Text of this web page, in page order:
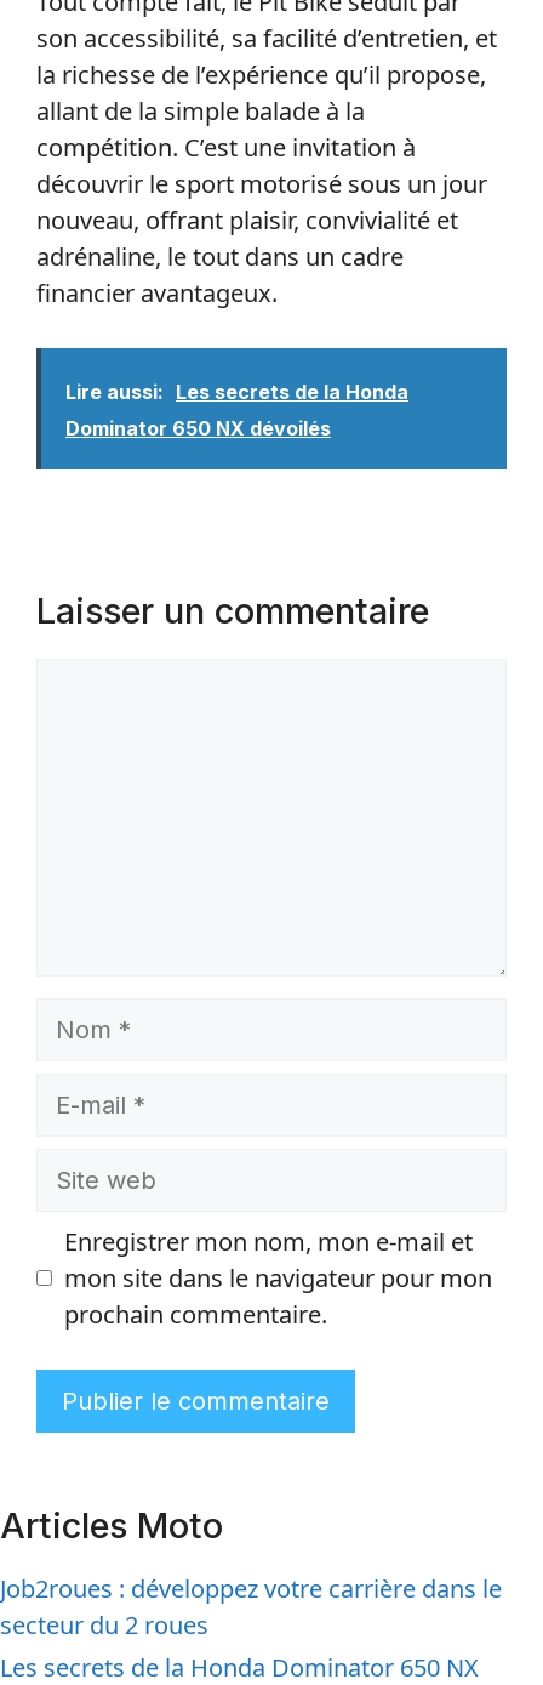
son accessibilité, sa facilité d’entretien, et
la richesse de l’expérience qu’il propose,
allant de la simple balade à la
compétition. C’est une invitation à
découvrir le sport motorisé sous un jour
nouveau, offrant plaisir, convivialité et
adrénaline, le tout dans un cadre
financier avantageux.
Lire aussi: Les secrets de la Honda
Dominator 650 NX dévoilés
Laisser un commentaire
Nom
E-
Site
Enregistrer mon nom, mon e-mail et
mon site dans le navigateur pour mon
prochain commentaire.
Articles Moto
Job2roues : développez votre carrière dans le
secteur du 2 roues
Les secrets de la Honda Dominator 650 NX